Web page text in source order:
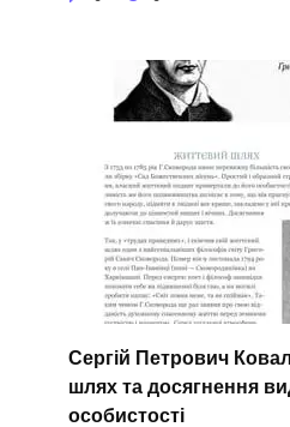
Сергій Петрович
шлях та досягнення
особистості